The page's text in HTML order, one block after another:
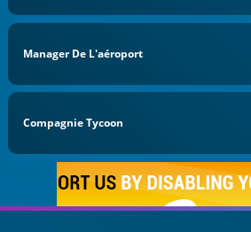
Manager De L'aéroport
Compagnie Tycoon